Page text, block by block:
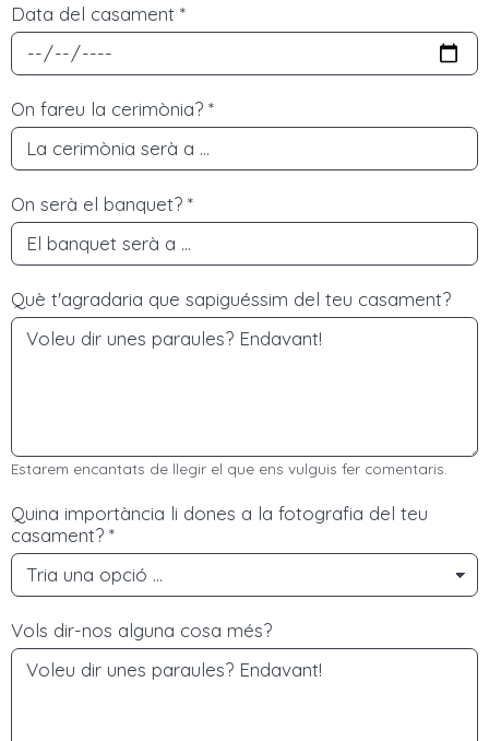
Data del casament *
On fareu la cerimònia? *
On serà el banquet? *
Què t'agradaria que sapiguéssim del teu casament?
Estarem encantats de llegir el que ens vulguis fer comentaris.
Quina importància li dones a la fotografia del teu
casament? *
Vols dir-nos alguna cosa més?